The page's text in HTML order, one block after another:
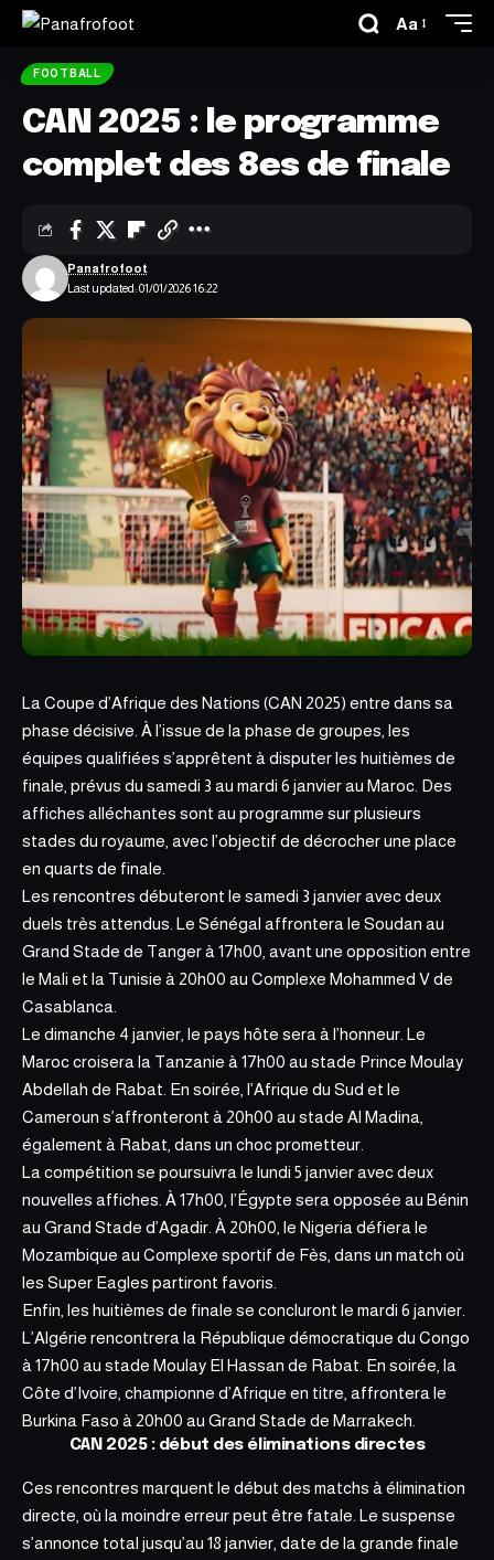
Aa
FOOTBALL
CAN 2025 : le programme
complet des 8es de finale
Last updated: 01/01/2026 16:22
Panafrofoot
La Coupe d’Afrique des Nations (CAN 2025) entre dans sa
phase décisive. À l’issue de la phase de groupes, les
équipes qualifiées s’apprêtent à disputer les huitièmes de
finale, prévus du samedi 3 au mardi 6 janvier au Maroc. Des
affiches alléchantes sont au programme surplusieurs
stades du royaume, avec l’objectif de décrocher une place
en quarts de finale.
Les rencontres débuteront le samedi 3 janvier avec deux
duels très attendus. Le Sénégal affrontera le Soudan au
Grand Stade de Tanger à 17h00, avant une opposition entre
le Mali et la Tunisie à 20h00 au Complexe Mohammed V de
Casablanca.
Le dimanche 4 janvier, le pays hôte sera à l’honneur. Le
Maroc croisera la Tanzanie à 17h00 au stade Prince Moulay
Abdellah de Rabat. En soirée, l’Afrique du Sud et le
Cameroun s’affronteront à 20h00 au stade Al Madina,
également à Rabat, dans un choc prometteur.
La compétition se poursuivra le lundi 5 janvier avec deux
nouvelles affiches. À 17h00, l’Égypte sera opposée au Bénin
au Grand Stade d’Agadir. À 20h00, le Nigeria défiera le
Mozambique au Complexe sportif de Fès, dans un match où
les Super Eagles partiront favoris.
Enfin, les huitièmes de finale se concluront le mardi 6 janvier.
L’Algérie rencontrera la République démocratique du Congo
à 17h00 au stade Moulay El Hassan de Rabat. En soirée, la
Côte d’Ivoire, championne d’Afrique en titre, affrontera le
Burkina Faso à 20h00 au Grand Stade de Marrakech.
CAN 2025 : début des éliminations directes
Ces rencontres marquent le début des matchs à élimination
directe, où la moindre erreur peut être fatale. Le suspense
s’annonce total jusqu’au 18 janvier, date de la grande finale